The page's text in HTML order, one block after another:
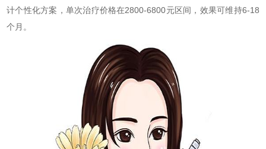
计个性化方案，单次治疗价格在2800-6800元区间，效果可维持6-18
个月。